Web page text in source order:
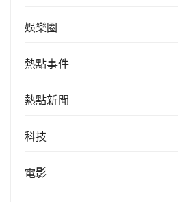
娛樂圈
熱點事件
熱點新聞
科技
電影